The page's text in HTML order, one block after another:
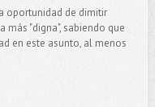
oportunidad de dimitir
más "digna", sabiendo que
en este asunto, al menos